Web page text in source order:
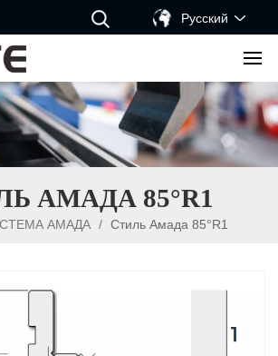
Русский
АМАДА 85°R1
АМАДА / Стиль Амада 85°R1